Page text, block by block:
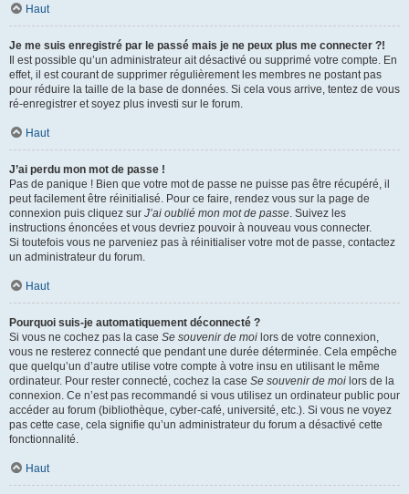
Haut
Je me suis enregistré par le passé mais je ne peux plus me connecter ?!
Il est possible qu’un administrateur ait désactivé ou supprimé votre compte. En
effet, il est courant de supprimer régulièrement les membres ne postant pas
pour réduire la taille de la base de données. Si cela vous arrive, tentez de vous
ré-enregistrer et soyez plus investi sur le forum.
Haut
J’ai perdu mon mot de passe !
Pas de panique ! Bien que votre mot de passe ne puisse pas être récupéré, il
peut facilement être réinitialisé. Pour ce faire, rendez vous sur la page de
connexion puis cliquez sur J’ai oublié mon mot de passe. Suivez les
instructions énoncées et vous devriez pouvoir à nouveau vous connecter.
Si toutefois vous ne parveniez pas à réinitialiser votre mot de passe, contactez
un administrateur du forum.
Haut
Pourquoi suis-je automatiquement déconnecté ?
Si vous ne cochez pas la case Se souvenir de moi lors de votre connexion,
vous ne resterez connecté que pendant une durée déterminée. Cela empêche
que quelqu’un d’autre utilise votre compte à votre insu en utilisant le même
ordinateur. Pour rester connecté, cochez la case Se souvenir de moi lors de la
connexion. Ce n’est pas recommandé si vous utilisez un ordinateur public pour
accéder au forum (bibliothèque, cyber-café, université, etc.). Si vous ne voyez
pas cette case, cela signifie qu’un administrateur du forum a désactivé cette
fonctionnalité.
Haut